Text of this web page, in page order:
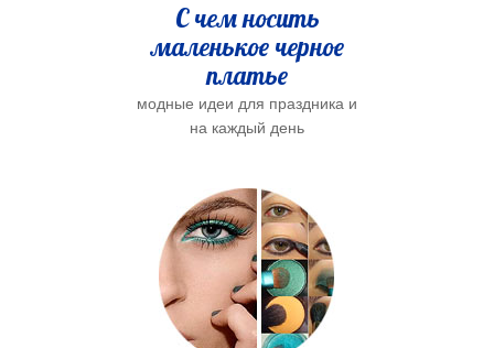
С чем носить
маленькое черное
платье
модные идеи для праздника и
на каждый день